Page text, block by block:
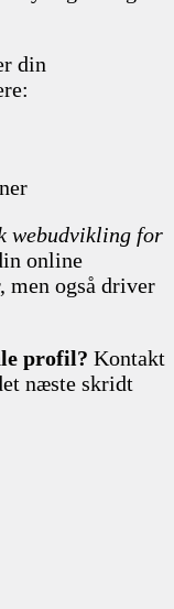
din
webudvikling for
online
men også driver
profil? Kontakt
næste skridt